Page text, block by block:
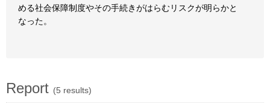
める社会保障制度やその手続きがはらむリスクが明らかと
なった。
Report (5 results)